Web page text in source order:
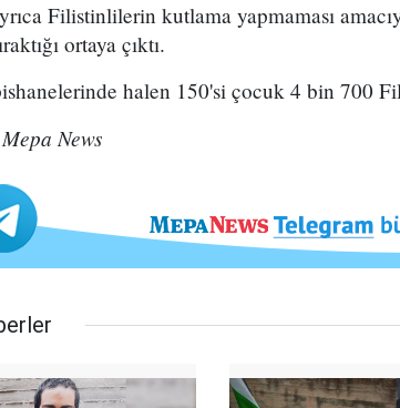
Filistinlilerin kutlama yapmaması
ortaya çıktı.
halen 150'si çocuk 4 bin 700
News